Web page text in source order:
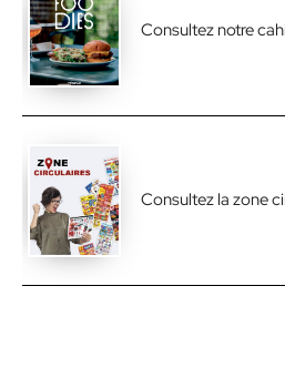
Consultez notre
Consultez la zone